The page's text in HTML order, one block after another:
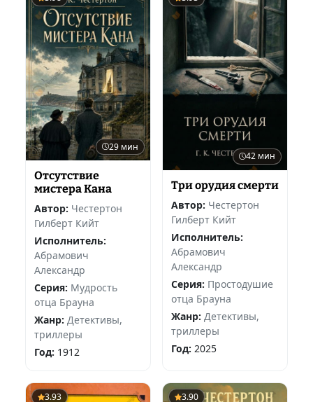
29 мин
Отсутствие
мистера Кана
Автор: Честертон
Гилберт Кийт
Исполнитель:
Абрамович
Александр
Серия: Мудрость
отца Брауна
Жанр: Детективы,
триллеры
Год: 1912
42 мин
Три орудия смерти
Автор: Честертон
Гилберт Кийт
Исполнитель:
Абрамович
Александр
Серия: Простодушие
отца Брауна
Жанр: Детективы,
триллеры
Год: 2025
3.93 3.90